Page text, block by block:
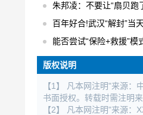
朱邦凌：不要让“扇贝跑
百年好合!武汉“解封”当
能否尝试“保险+救援”模
版权说明
【1】 凡本网注明"来源
书面授权。转载时需注明
【2】 凡本网注明"来源